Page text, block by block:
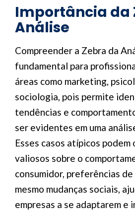
Importância da
Análise
Compreender a Zebra da
fundamental para
áreas como marketing,
sociologia, pois permite
tendências e
ser evidentes em uma
Esses casos atípicos
valiosos sobre o
consumidor, preferências
mesmo mudanças sociais,
empresas a se adaptarem e